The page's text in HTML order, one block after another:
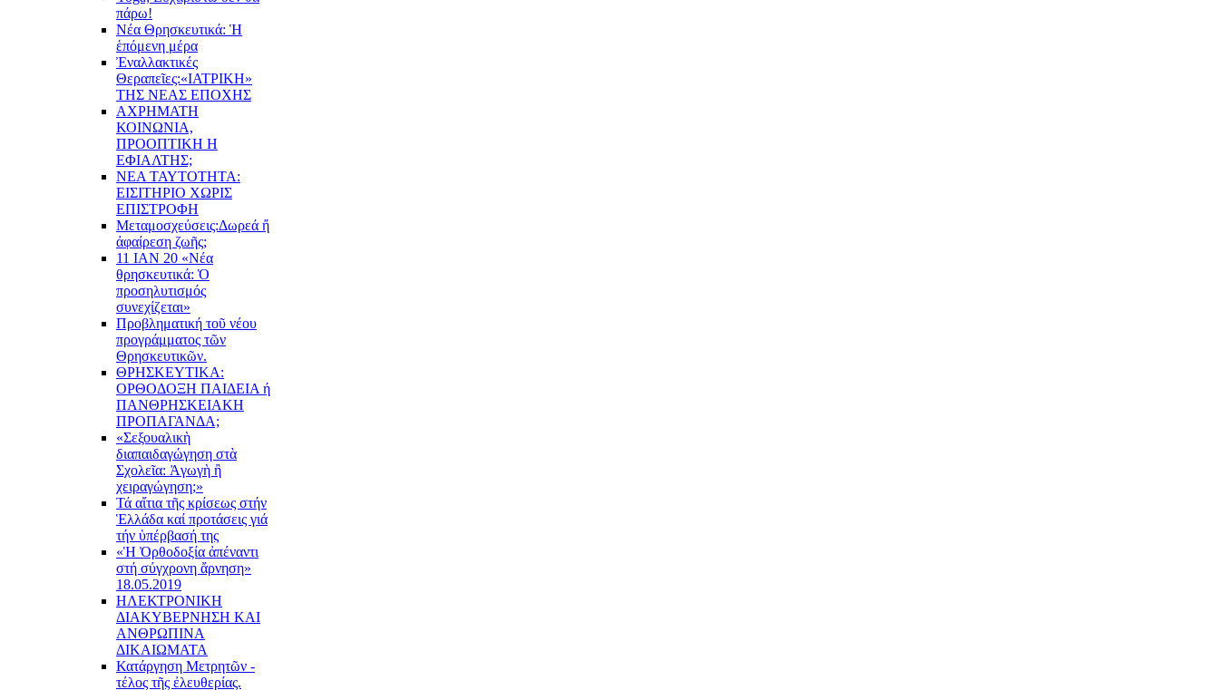
πάρω!
Νέα Θρησκευτικά: Ἡ
ἑπόμενη μέρα
Ἐναλλακτικές
Θεραπεῖες:«ΙΑΤΡΙΚΗ»
ΤΗΣ ΝΕΑΣ ΕΠΟΧΗΣ
ΑΧΡΗΜΑΤΗ
ΚΟΙΝΩΝΙΑ,
ΠΡΟΟΠΤΙΚΗ Η
ΕΦΙΑΛΤΗΣ;
ΝΕΑ ΤΑΥΤΟΤΗΤΑ:
ΕΙΣΙΤΗΡΙΟ ΧΩΡΙΣ
ΕΠΙΣΤΡΟΦΗ
Μεταμοσχεύσεις:Δωρεά ἤ
ἀφαίρεση ζωῆς;
11 ΙΑΝ 20 «Νέα
θρησκευτικά: Ὁ
προσηλυτισμός
συνεχίζεται»
Προβληματική τοῦ νέου
προγράμματος τῶν
Θρησκευτικῶν.
ΘΡΗΣΚΕΥΤΙΚΑ:
ΟΡΘΟΔΟΞΗ ΠΑΙΔΕΙΑ ή
ΠΑΝΘΡΗΣΚΕΙΑΚΗ
ΠΡΟΠΑΓΑΝΔΑ;
«Σεξουαλικὴ
διαπαιδαγώγηση στὰ
Σχολεῖα: Ἀγωγὴ ἢ
χειραγώγηση;»
Τά αἴτια τῆς κρίσεως στήν
Ἑλλάδα καί προτάσεις γιά
τήν ὑπέρβασή της
«Ἡ Ὀρθοδοξία ἀπέναντι
στή σύγχρονη ἄρνηση»
18.05.2019
ΗΛΕΚΤΡΟΝΙΚΗ
ΔΙΑΚΥΒΕΡΝΗΣΗ ΚΑΙ
ΑΝΘΡΩΠΙΝΑ
ΔΙΚΑΙΩΜΑΤΑ
Κατάργηση Μετρητῶν -
τέλος τῆς ἐλευθερίας.